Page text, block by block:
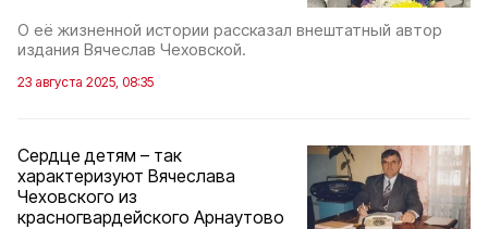
О её жизненной истории рассказал внештатный автор
издания Вячеслав Чеховской.
23 августа 2025, 08:35
Сердце детям – так
характеризуют Вячеслава
Чеховского из
красногвардейского Арнаутово